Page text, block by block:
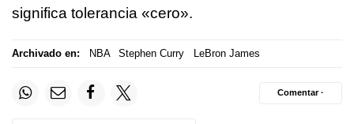
significa tolerancia «cero».
Archivado en: NBA Stephen Curry LeBron James
Comentar ·